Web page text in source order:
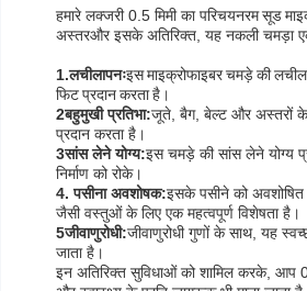
हमारे लक्जरी 0.5 मिमी का परिचयनरम सूड
अस्तरऔर इसके अतिरिक्त, यह नकली चमड़ा
1.लचीलापनःइस माइक्रोफाइबर चमड़े की
फिट प्रदान करता है।
2बहुमुखी प्रतिभा:जूते, बैग, बेल्ट और अस्तरों के
प्रदान करता है।
3सांस लेने योग्य:इस चमड़े की सांस लेने योग्य
निर्माण को रोके।
4. पसीना अवशोषक:इसके पसीने को
जैसी वस्तुओं के लिए एक महत्वपूर्ण विशेषता है।
5जीवाणुरोधी:जीवाणुरोधी गुणों के साथ, यह
जाता है।
इन अतिरिक्त सुविधाओं को शामिल करके, आप